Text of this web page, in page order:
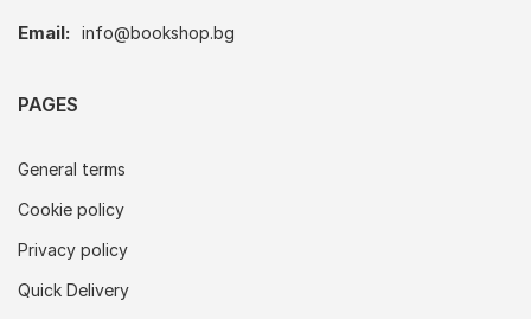
Email: info@bookshop.bg
PAGES
General terms
Cookie policy
Privacy policy
Quick Delivery